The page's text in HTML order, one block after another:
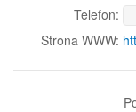
Telefon:
Strona WWW: